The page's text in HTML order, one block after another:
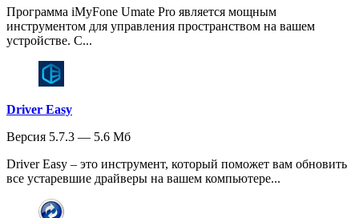
Программа iMyFone Umate Pro является мощным
инструментом для управления пространством на вашем
устройстве. С...
Driver Easy
Версия 5.7.3 — 5.6 Мб
Driver Easy – это инструмент, который поможет вам обновить
все устаревшие драйверы на вашем компьютере...